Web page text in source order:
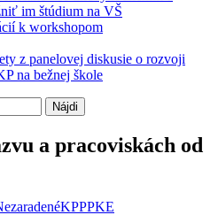
im štúdium na VŠ
k workshopom
z panelovej diskusie o rozvoji
na bežnej škole
a pracoviskách od
KPPPKE